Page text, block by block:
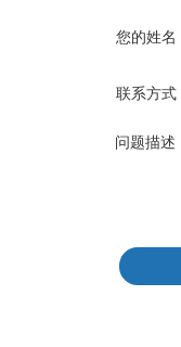
您的姓名
联系方式
问题描述